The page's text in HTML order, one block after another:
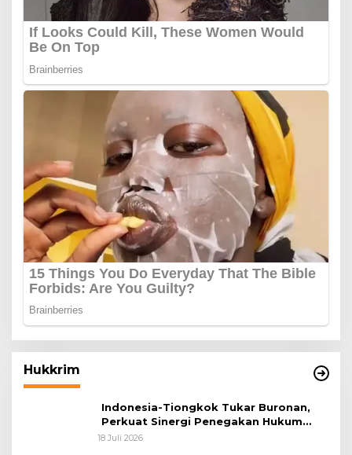
Hukkrim
Indonesia-Tiongkok Tukar Buronan,
Perkuat Sinergi Penegakan Hukum
Lintas Negara
18 Juli 2026